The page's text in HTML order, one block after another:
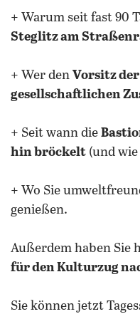
+ Warum seit fast 90
Steglitz am
+ Wer den Vorsitz
gesellschaftlichen
+ Seit wann die
hin bröckelt (und
+ Wo Sie
genießen.
Außerdem haben Sie
für den Kulturzug
Sie können jetzt